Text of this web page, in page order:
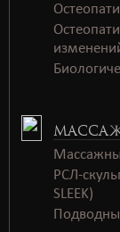
РСЛ-
SLEEK)